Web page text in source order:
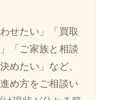
せたい」「買取
「ご家族と相談
めたい」など、
め方をご相談い